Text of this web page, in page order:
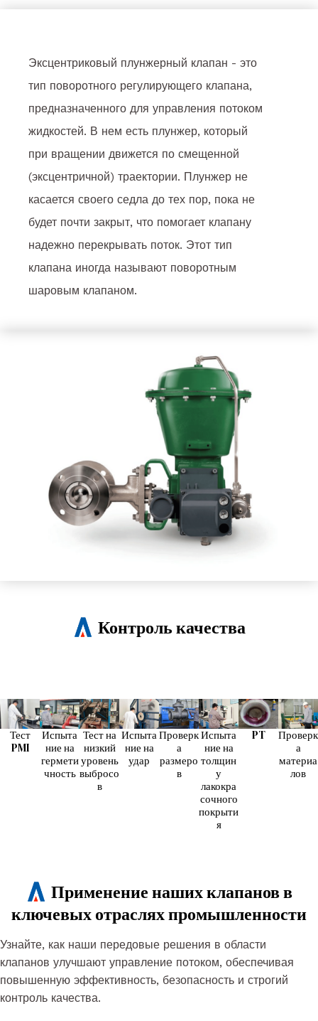
Эксцентриковый плунжерный клапан - это
тип поворотного регулирующего клапана,
предназначенного для управления потоком
жидкостей. В нем есть плунжер, который
при вращении движется по смещенной
(эксцентричной) траектории. Плунжер не
касается своего седла до тех пор, пока не
будет почти закрыт, что помогает клапану
надежно перекрывать поток. Этот тип
клапана иногда называют поворотным
шаровым клапаном.
Контроль качества
Тест
PMI
Испыта
ние на
гермети
чность
Тест на
низкий
уровень
выбросо
в
Испыта
ние на
удар
Проверк
а
размеро
в
Испыта
ние на
толщин
у
лакокра
сочного
покрыти
я
PT
Проверк
а
материа
лов
Применение наших клапанов в
ключевых отраслях промышленности
Узнайте, как наши передовые решения в области
клапанов улучшают управление потоком, обеспечивая
повышенную эффективность, безопасность и строгий
контроль качества.